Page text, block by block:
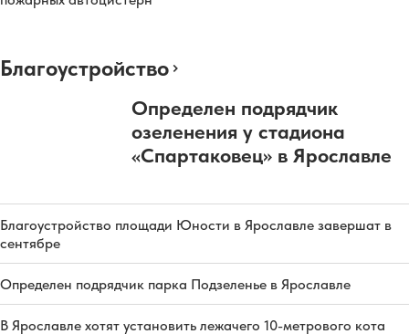
Благоустройство
Определен подрядчик
озеленения у стадиона
«Спартаковец» в Ярославле
Благоустройство площади Юности в Ярославле завершат в
сентябре
Определен подрядчик парка Подзеленье в Ярославле
В Ярославле хотят установить лежачего 10-метрового кота